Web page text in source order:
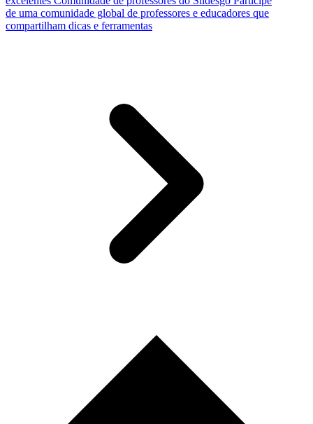
de uma comunidade global de professores e educadores que
compartilham dicas e ferramentas